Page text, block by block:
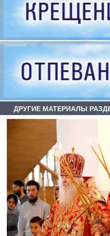
ДРУГИЕ МАТЕРИАЛЫ